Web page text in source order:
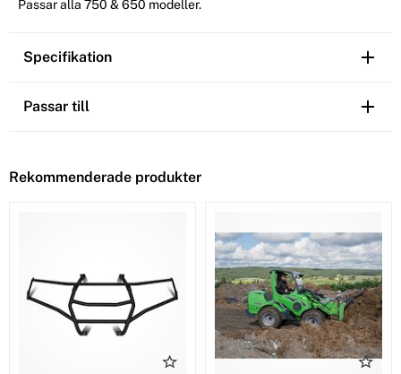
Passar alla 750 & 650 modeller.
Specifikation
Passar till
Rekommenderade produkter